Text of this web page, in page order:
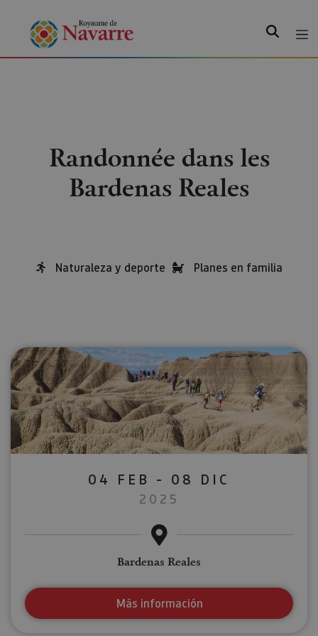
Randonnée dans les
Bardenas Reales
Naturaleza y deporte Planes en familia
04 FEB - 08 DIC
2025
Bardenas Reales
Más información